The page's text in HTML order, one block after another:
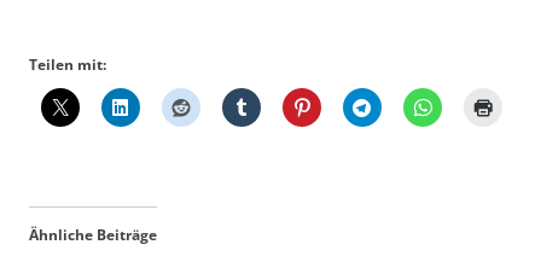
Teilen mit:
Ähnliche Beiträge